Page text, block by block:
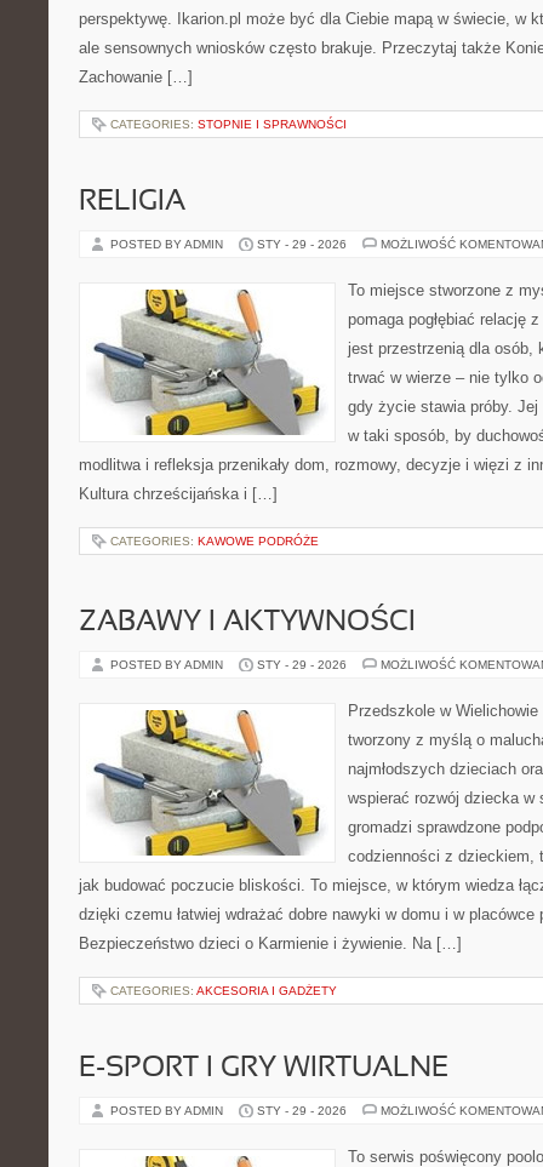
perspektywę. Ikarion.pl może być dla Ciebie mapą w świecie, w
ale sensownych wniosków często brakuje. Przeczytaj także
Zachowanie […]
CATEGORIES: STOPNIE I SPRAWNOŚCI
RELIGIA
POSTED BY ADMIN STY - 29 - 2026 MOŻLIWOŚĆ
To miejsce stworzone z
pomaga pogłębiać relację
jest przestrzenią dla osób,
trwać w wierze – nie tylko
gdy życie stawia próby.
w taki sposób, by
modlitwa i refleksja przenikały dom, rozmowy, decyzje i więzi z
Kultura chrześcijańska i […]
CATEGORIES: KAWOWE PODRÓŻE
ZABAWY I AKTYWNOŚCI
POSTED BY ADMIN STY - 29 - 2026 MOŻLIWOŚĆ
Przedszkole w
tworzony z myślą o
najmłodszych dzieciach
wspierać rozwój dziecka w
gromadzi sprawdzone
codzienności z dzieckiem,
jak budować poczucie bliskości. To miejsce, w którym wiedza
dzięki czemu łatwiej wdrażać dobre nawyki w domu i w placówce
Bezpieczeństwo dzieci o Karmienie i żywienie. Na […]
CATEGORIES: AKCESORIA I GADŻETY
E-SPORT I GRY WIRTUALNE
POSTED BY ADMIN STY - 29 - 2026 MOŻLIWOŚĆ
To serwis poświęcony